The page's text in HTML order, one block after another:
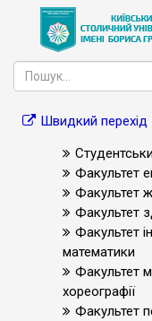
Швидкий перехід
Факультет
Факультет
Факультет
Факультет
математики
Факультет
хореографії
Факультет